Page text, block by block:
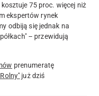
75 proc. więcej niż
ekspertów rynek
odbiją się jednak na
– przewidują
prenumeratę
już dziś